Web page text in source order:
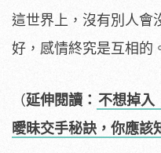
這世界上，沒有別人會
好，感情終究是互相的
（延伸閱讀： 不想掉入
曖昧交手秘訣，你應該